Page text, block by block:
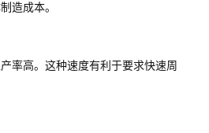
造成本。
率高。这种速度有利于要求快速周